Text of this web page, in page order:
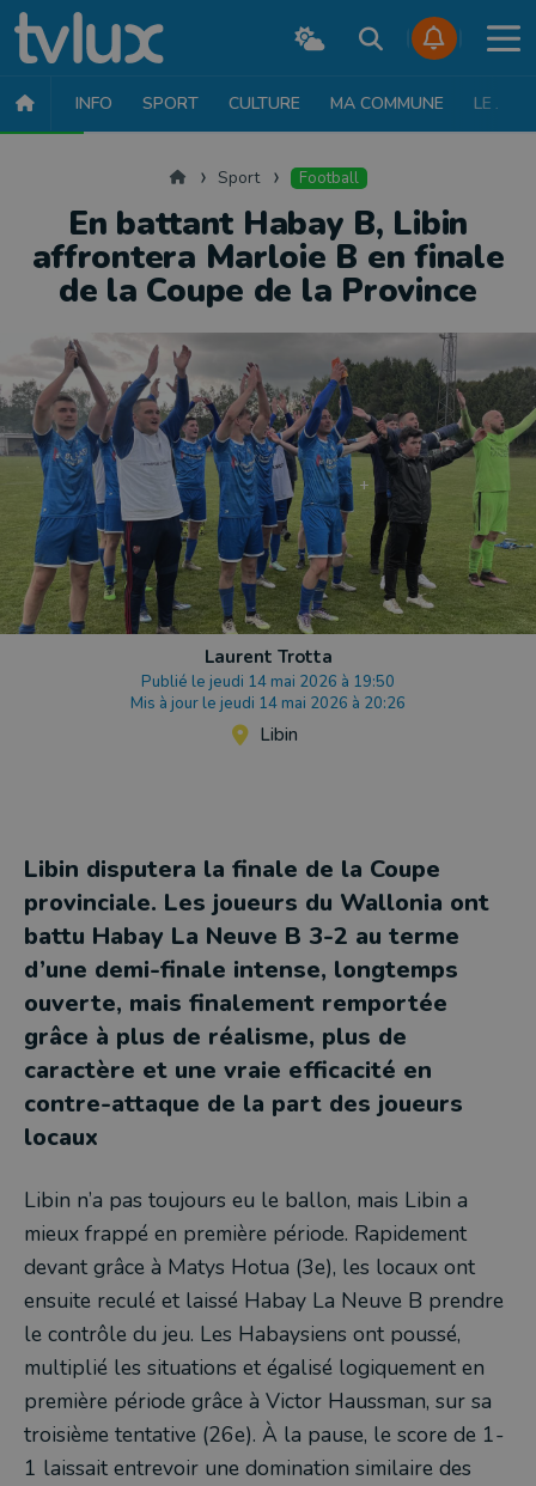
INFO SPORT CULTURE MA COMMUNE LE JT
AccueilSport Football
En battant Habay B, Libin
affrontera Marloie B en finale
de la Coupe de la Province
Laurent Trotta
Publié le jeudi 14 mai 2026 à 19:50
Mis à jour le jeudi 14 mai 2026 à 20:26
Libin
Libin disputera la finale de la Coupe
provinciale. Les joueurs du Wallonia ont
battu Habay La Neuve B 3-2 au terme
d’une demi-finale intense, longtemps
ouverte, mais finalement remportée
grâce à plus de réalisme, plus de
caractère et une vraie efficacité en
contre-attaque de la part des joueurs
locaux
Libin n’a pas toujours eu le ballon, mais Libin a
mieux frappé en première période. Rapidement
devant grâce à Matys Hotua (3e), les locaux ont
ensuite reculé et laissé Habay La Neuve B prendre
le contrôle du jeu. Les Habaysiens ont poussé,
multiplié les situations et égalisé logiquement en
première période grâce à Victor Haussman, sur sa
troisième tentative (26e). À la pause, le score de 1-
1 laissait entrevoir une domination similaire des